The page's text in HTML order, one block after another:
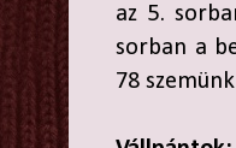
az 5.
sorban a
78